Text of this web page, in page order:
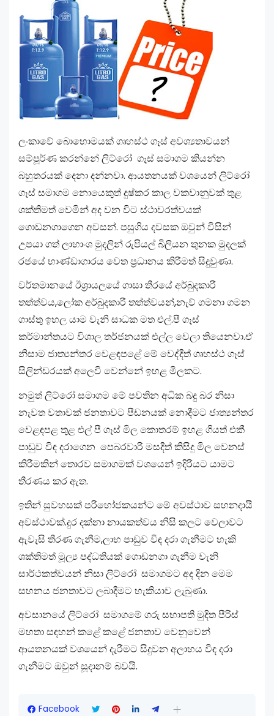
ලංකාවේ බොහොමයක් ගෘහස්ථ ගෑස් අවශ්‍යතාවයන්
සම්පූර්ණ කරන්නේ ලිට්රෝ ගෑස් සමාගම කියන්න
බහුතරයක් දෙනා දන්නවා. ආයතනයක් වශයෙන් ලිට්රෝ
ගෑස් සමාගම නොයෙකුත් දුෂ්කර කාල වකවානුවක් තුළ
ශක්තිමත් වෙමින් අද වන විට ස්ථාවරත්වයක්
ගොඩනගාගෙන අවසන්. පසුගිය දවසක ඔවුන් විසින්
උපයා ගත් ලාභාංශ මුදලින් රුපියල් බිලියන තුනක මුදලක්
රජයේ භාණ්ඩාගාරය වෙත ප්‍රධානය කිරීමත් සිදුවුණා.
වර්තමානයේ ඊශ්‍රායලයේ ගාසා තීරයේ අර්බුදකාරී
තත්ත්වය,ලෝක අර්බුදකාරී තත්ත්වයන්,නැව් ගමනා ගමන
ගාස්තු ඉහල යාම වැනි සාධක මත එල්.පී ගෑස්
කර්මාන්තයට විශාල තර්ජනයක් එල්ල වෙලා තියෙනවා.ඒ
නිසාම ජාත්‍යන්තර වෙළඳපළේ මේ වෙද්දීත් ගෘහස්ථ ගෑස්
සිලින්ඩරයක් අලෙවි වෙන්නේ ඉහළ මිලකට.
නමුත් ලිට්රෝ සමාගම මේ පවතින අධික බදු බර නිසා
නැවත වතාවක් ජනතාවට පීඩනයක් නොදීමට ජාත්‍යන්තර
වෙළඳපළ තුළ එල් පී ගෑස් මිල කොතරම් ඉහළ ගියත් එකී
පාඩුව විඳ දරාගෙන පෙබරවාරි මසදීත් කිසිදු මිල වෙනස්
කිරීමකින් තොරව සමාගමක් වශයෙන් ඉදිරියට යාමට
තීරණය කර ඇත.
ඉතින් සුවහසක් පරිභෝජකයන්ට මේ අවස්ථාව සහනදායී
අවස්ථාවක්.දුර දක්නා නායකත්වය නිසි කලට වෙලාවට
ඇවැසි තීරණ ගැනීම,ලාභ පාඩුව විඳ දරා ගැනීමට හැකි
ශක්තිමත් මූල්‍ය පද්ධතියක් ගොඩනගා ගැනීම වැනි
සාර්ථකත්වයන් නිසා ලිට්රෝ සමාගමට අද දින මෙම
සහනය ජනතාවට ලබාදීමට හැකියාව ලැබුණා.
අවසානයේ ලිට්රෝ සමාගමේ ගරු සභාපති මුදිත පීරිස්
මහතා සඳහන් කළේ කළේ ජනතාව වෙනුවෙන්
ආයතනයක් වශයෙන් දැරීමට සිදුවන අලාභය විඳ දරා
ගැනීමට ඔවුන් සූදානම් බවයි.
Facebook